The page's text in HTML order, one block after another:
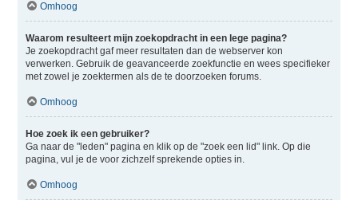
Omhoog
Waarom resulteert mijn zoekopdracht in een lege pagina?
Je zoekopdracht gaf meer resultaten dan de webserver kon
verwerken. Gebruik de geavanceerde zoekfunctie en wees specifieker
met zowel je zoektermen als de te doorzoeken forums.
Omhoog
Hoe zoek ik een gebruiker?
Ga naar de "leden" pagina en klik op de "zoek een lid" link. Op die
pagina, vul je de voor zichzelf sprekende opties in.
Omhoog